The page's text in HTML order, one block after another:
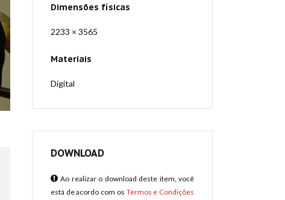
Dimensões físicas
2233 × 3565
Materiais
Digital
DOWNLOAD
Ao realizar o download deste item, você
está de acordo com os Termos e Condições